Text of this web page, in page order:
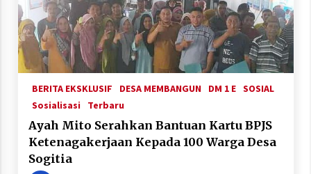
BERITA EKSKLUSIF DESA MEMBANGUN DM 1 E SOSIAL
Sosialisasi
Terbaru
Ayah Mito Serahkan Bantuan Kartu BPJS
Ketenagakerjaan Kepada 100 Warga Desa
Sogitia